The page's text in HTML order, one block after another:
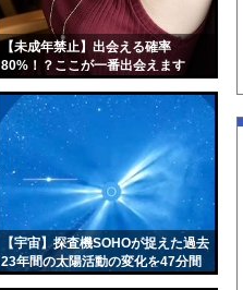
【未成年禁止】出会える確率
80%！？ここが一番出会えます
【宇宙】探査機SOHOが捉えた過去
23年間の太陽活動の変化を47分間